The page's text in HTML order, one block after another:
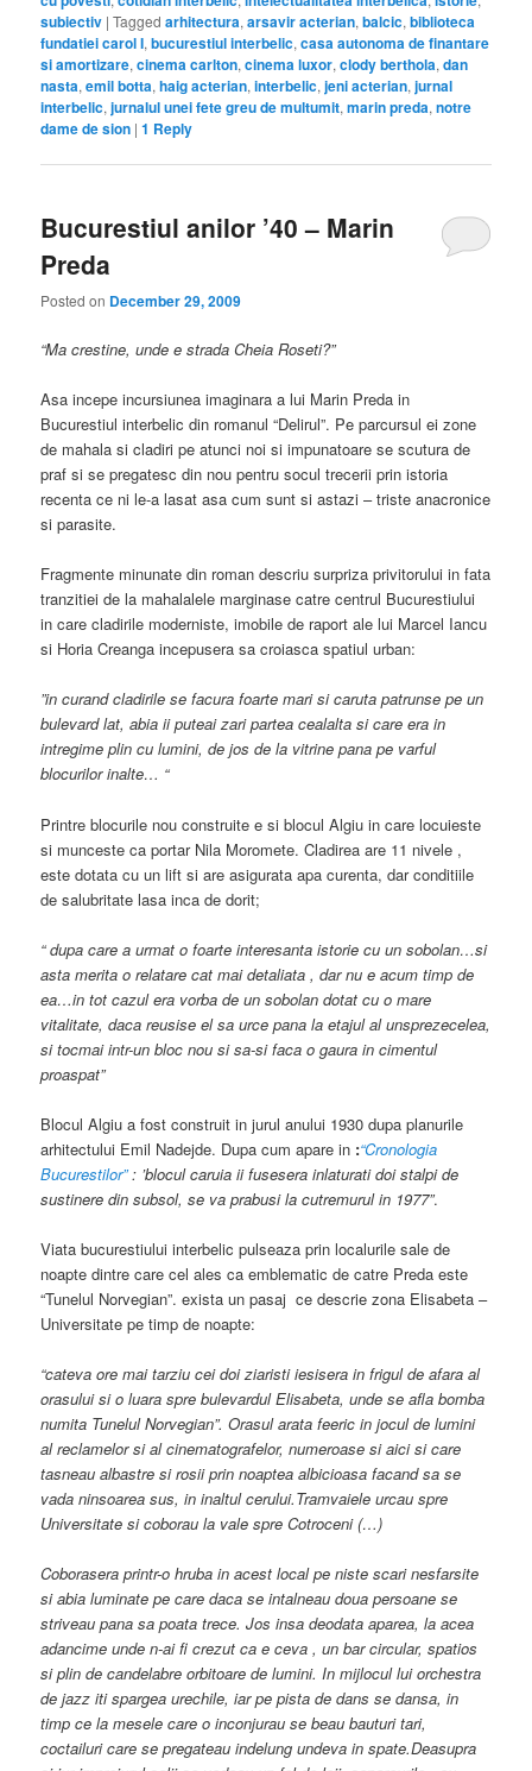
subiectiv |Tagged arhitectura,arsavir acterian,balcic,biblioteca
fundatiei carol I,bucurestiul interbelic,casa autonoma de finantare
si amortizare,cinema carlton,cinema luxor,clody berthola,dan
nasta,emil botta,haig acterian,interbelic,jeni acterian,jurnal
interbelic,jurnalul unei fete greu de multumit,marin preda,notre
dame de sion |1 Reply
Bucurestiul anilor ’40 – Marin
Preda
Posted on December 29, 2009
“Ma crestine, unde e strada Cheia Roseti?”
Asa incepe incursiunea imaginara a lui Marin Preda in
Bucurestiul interbelic din romanul “Delirul”. Pe parcursul ei zone
de mahala si cladiri pe atunci noi si impunatoare se scutura de
praf si se pregatesc din nou pentru socul trecerii prin istoria
recenta ce ni le-a lasat asa cum sunt si astazi – triste anacronice
si parasite.
Fragmente minunate din roman descriu surpriza privitorului in fata
tranzitiei de la mahalalele marginase catre centrul Bucurestiului
in care cladirile moderniste, imobile de raport ale lui Marcel Iancu
si Horia Creanga incepusera sa croiasca spatiul urban:
”in curand cladirile se facura foarte mari si caruta patrunse pe un
bulevard lat, abia ii puteai zari partea cealalta si care era in
intregime plin cu lumini, de jos de la vitrine pana pe varful
blocurilor inalte… “
Printre blocurile nou construite e si blocul Algiu in care locuieste
si munceste ca portar Nila Moromete. Cladirea are 11 nivele ,
este dotata cu un lift si are asigurata apa curenta, dar conditiile
de salubritate lasa inca de dorit;
“ dupa care a urmat o foarte interesanta istorie cu un sobolan…si
asta merita o relatare cat mai detaliata , dar nu e acum timp de
ea…in tot cazul era vorba de un sobolan dotat cu o mare
vitalitate, daca reusise el sa urce pana la etajul al unsprezecelea,
si tocmai intr-un bloc nou si sa-si faca o gaura in cimentul
proaspat”
Blocul Algiu a fost construit in jurul anului 1930 dupa planurile
arhitectului Emil Nadejde. Dupa cum apare in :“Cronologia
Bucurestilor”: ’blocul caruia ii fusesera inlaturati doi stalpi de
sustinere din subsol, se va prabusi la cutremurul in 1977”.
Viata bucurestiului interbelic pulseaza prin localurile sale de
noapte dintre care cel ales ca emblematic de catre Preda este
“Tunelul Norvegian”. exista un pasaj ce descrie zona Elisabeta –
Universitate pe timp de noapte:
“cateva ore mai tarziu cei doi ziaristi iesisera in frigul de afara al
orasului si o luara spre bulevardul Elisabeta, unde se afla bomba
numita Tunelul Norvegian”. Orasul arata feeric in jocul de lumini
al reclamelor si al cinematografelor, numeroase si aici si care
tasneau albastre si rosii prin noaptea albicioasa facand sa se
vada ninsoarea sus, in inaltul cerului.Tramvaiele urcau spre
Universitate si coborau la vale spre Cotroceni (…)
Coborasera printr-o hruba in acest local pe niste scari nesfarsite
si abia luminate pe care daca se intalneau doua persoane se
striveau pana sa poata trece. Jos insa deodata aparea, la acea
adancime unde n-ai fi crezut ca e ceva , un bar circular, spatios
si plin de candelabre orbitoare de lumini. In mijlocul lui orchestra
de jazz iti spargea urechile, iar pe pista de dans se dansa, in
timp ce la mesele care o inconjurau se beau bauturi tari,
coctailuri care se pregateau indelung undeva in spate.Deasupra